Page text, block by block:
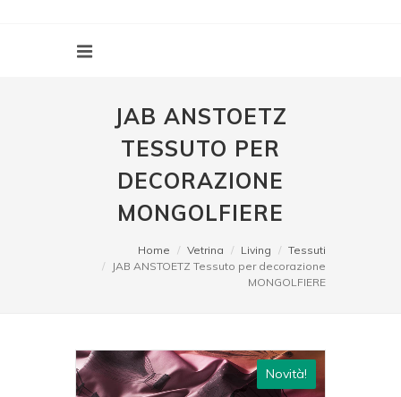
JAB ANSTOETZ
TESSUTO PER
DECORAZIONE
MONGOLFIERE
Home Vetrina Living
Tessuti
JAB ANSTOETZ Tessuto per decorazione
MONGOLFIERE
Novità!